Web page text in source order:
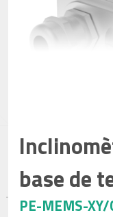
base de
PE-MEMS-